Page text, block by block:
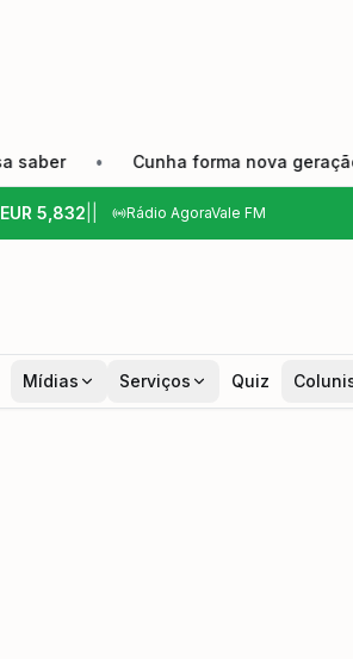
• Cunha forma nova geração de
EUR 5,832 Rádio AgoraVale FM
Mídias Serviços Quiz